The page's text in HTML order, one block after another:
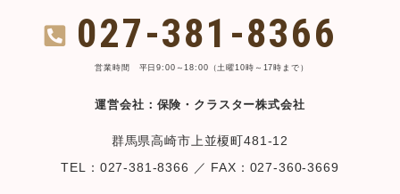
027-381-8366
営業時間 平日9:00～18:00（土曜10時～17時まで）
運営会社：保険・クラスター株式会社
群馬県高崎市上並榎町481-12
TEL：027-381-8366 ／ FAX：027-360-3669